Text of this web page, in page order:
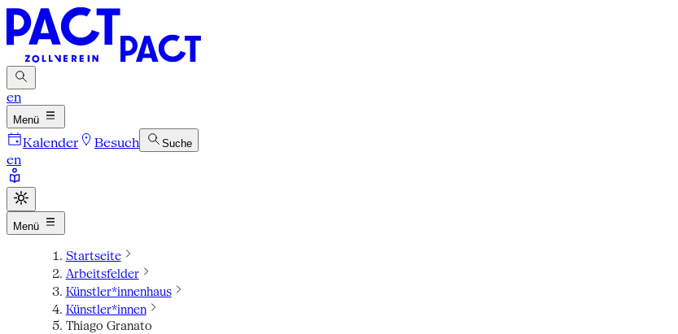
en
Menü
Kalender Besuch Suche
en
Menü
Startseite
Arbeitsfelder
Künstler*innenhaus
Künstler*innen
Thiago Granato